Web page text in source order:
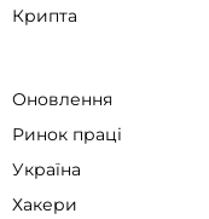
Крипта
Оновлення
Ринок праці
Україна
Хакери